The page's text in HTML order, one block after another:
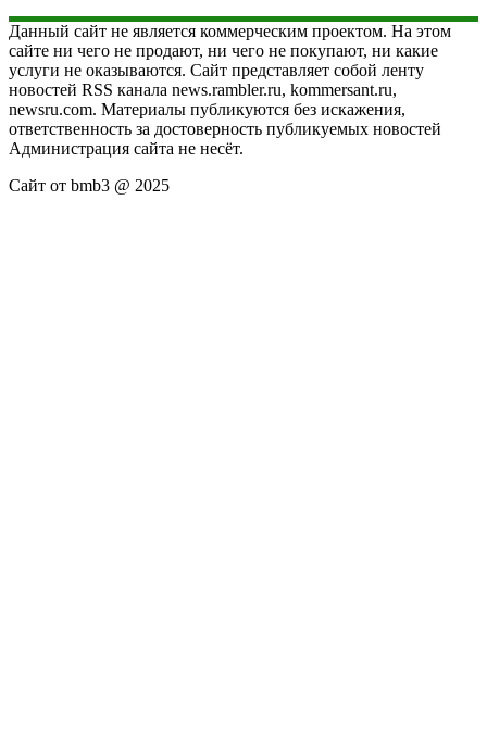
Данный сайт не является коммерческим проектом. На этом
сайте ни чего не продают, ни чего не покупают, ни какие
услуги не оказываются. Сайт представляет собой ленту
новостей RSS канала news.rambler.ru, kommersant.ru,
newsru.com. Материалы публикуются без искажения,
ответственность за достоверность публикуемых новостей
Администрация сайта не несёт.
Сайт от bmb3 @ 2025